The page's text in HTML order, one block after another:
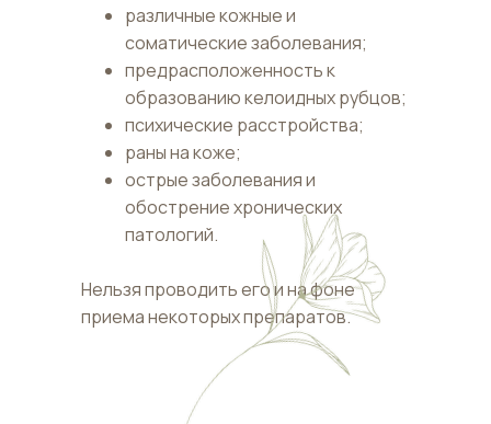
различные кожные и
соматические заболевания;
предрасположенность к
образованию келоидных рубцов;
психические расстройства;
раны на коже;
острые заболевания и
обострение хронических
патологий.
Нельзя проводить его и на фоне
приема некоторых препаратов.